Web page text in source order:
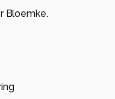
Bloemke.